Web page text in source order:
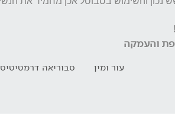
והעמקה
עור ומין סבוריאה דרמטיטיס